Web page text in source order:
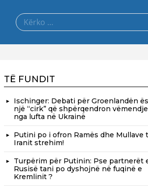
Search
for:
TË FUNDIT
Ischinger: Debati për Groenlandën
një “cirk” që shpërqendron
nga lufta në Ukrainë
Putini po i ofron Ramës dhe Mullave
Iranit strehim!
Turpërim për Putinin: Pse partnerët
Rusisë tani po dyshojnë në fuqinë e
Kremlinit ?